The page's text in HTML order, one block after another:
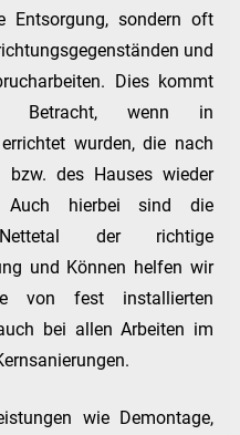
Entsorgung, sondern oft
und
Dies kommt
Betracht, wenn in
wurden, die nach
bzw. des Hauses wieder
Auch hierbei sind die
der richtige
und Können helfen wir
von fest installierten
bei allen Arbeiten im
wie Demontage,